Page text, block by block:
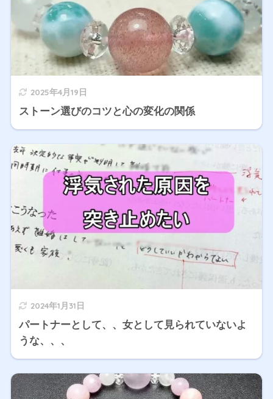
2025年4月19日
ストーン選びのコツと心の変化の関係
2024年1月31日
パートナーとして、、女として見られていないよ
うな、、、